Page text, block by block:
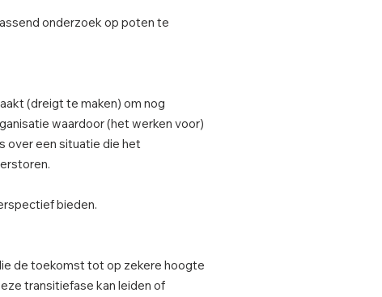
onderzoek op poten te
(dreigt te maken) om nog
waardoor (het werken voor)
over een situatie die het
bieden.
de toekomst tot op zekere hoogte
transitiefase kan leiden of